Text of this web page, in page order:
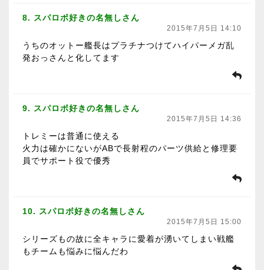
8. スパロボ好きの名無しさん
2015年7月5日 14:10
うちのオットー艦長はプラチナつけてハイパーメガ乱
発おっさんと化してます
9. スパロボ好きの名無しさん
2015年7月5日 14:36
トレミーは普通に使える
火力は確かにないがABで長射程のパーツ供給と修理要
員でサポート役で優秀
10. スパロボ好きの名無しさん
2015年7月5日 15:00
シリーズもの故に全キャラに愛着が湧いてしまい戦艦
もチームも悩みに悩んだわ